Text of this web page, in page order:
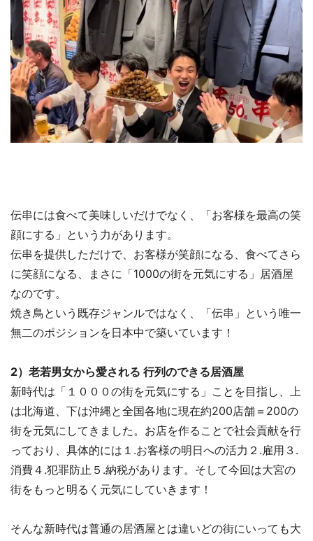
伝串には食べて美味しいだけでなく、「お客様を最高の笑
顔にする」という力があります。
伝串を提供しただけで、お客様が笑顔になる、食べてさら
に笑顔になる、まさに「1000の街を元気にする」居酒屋
なのです。
焼き鳥という既存ジャンルではなく、「伝串」という唯一
無二のポジションを日本中で築いています！
2）老若男女から愛される 行列のできる居酒屋
新時代は「１０００の街を元気にする」ことを目指し、上
は北海道、下は沖縄と全国各地に現在約200店舗＝200の
街を元気にしてきました。お店を作ることで社会貢献を行
っており、具体的には１.お客様の明日への活力２.雇用３.
消費４.犯罪防止５.納税があります。そして今回は大宮の
街をもっと明るく元気にしていきます！
そんな新時代は普通の居酒屋とは違いどの街にいっても大